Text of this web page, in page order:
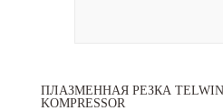
ПЛАЗМЕННАЯ РЕЗКА TELWIN
KOMPRESSOR